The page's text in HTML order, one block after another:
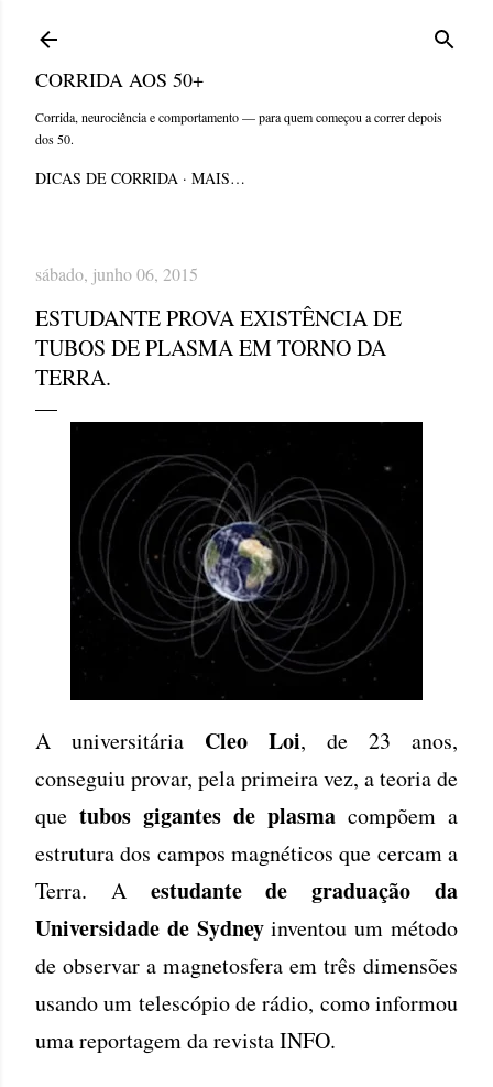
CORRIDA AOS 50+
Corrida, neurociência e comportamento — para quem começou a correr depois
dos 50.
DICAS DE CORRIDA MAIS…
sábado, junho 06, 2015
ESTUDANTE PROVA EXISTÊNCIA DE
TUBOS DE PLASMA EM TORNO DA
TERRA.
A universitária Cleo Loi, de 23 anos,
conseguiu provar, pela primeira vez, a teoria de
que tubos gigantes de plasma compõem a
estrutura dos campos magnéticos que cercam a
Terra. A estudante de graduação da
Universidade de Sydneyinventou um método
de observar a magnetosfera em três dimensões
usando um telescópio de rádio, como informou
uma reportagem da revista INFO.